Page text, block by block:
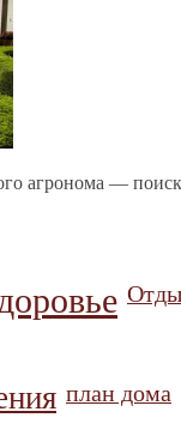
агронома —
план дома